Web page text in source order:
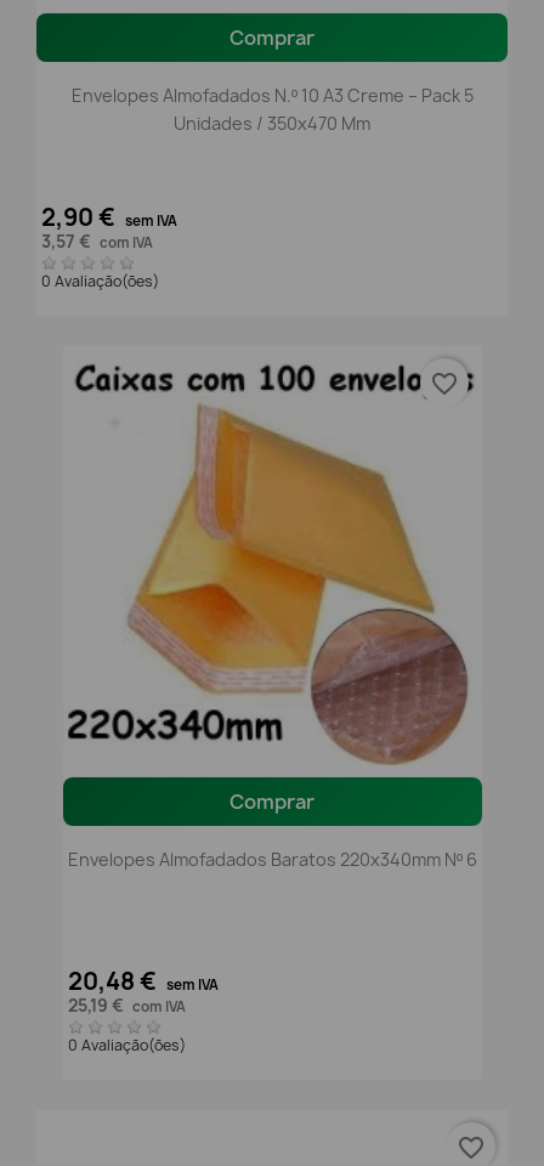
Comprar
Envelopes Almofadados N.º 10 A3 Creme – Pack 5
Unidades / 350x470 Mm
2,90 € sem IVA
3,57 € com IVA
0 Avaliação(ões)
Comprar
Envelopes Almofadados Baratos 220x340mm Nº 6
20,48 € sem IVA
25,19 € com IVA
0 Avaliação(ões)
favorite_border
favorite_border